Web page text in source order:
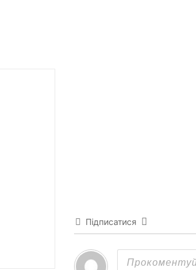
Підписатися